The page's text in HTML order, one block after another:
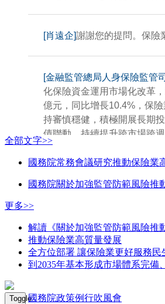
[肖遠企]謝謝您的提問。保險
[金融監管總局人身保險監管
化保險資金運用市場化改革
億元，同比增長10.4%，保
持審慎穩健，積極開展長期
債聯動，持續提升跨市場跨
權益類資産超過6萬億元，大
較多元，包括債券、股票、
資金通過上市公司股票、直
資規模的限制，支持保險公
元。此外，經國務院同意，
保險機構參與試點，持續加
全部文字>>
國務院常務會議研究推動保險業
國務院關於加強監管防範風險推
更多>>
解讀《關於加強監管防範風險推
推動保險業高質量發展
全方位部署 讓保險業更好服務民
到2035年基本形成市場體系完
Toggle國務院政策例行吹風會